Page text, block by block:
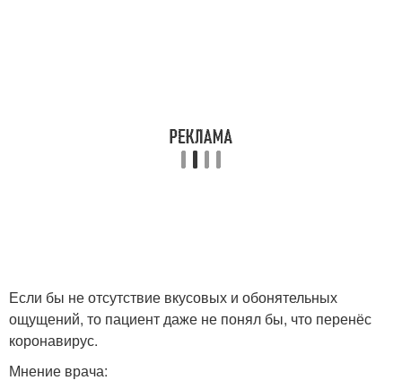
Если бы не отсутствие вкусовых и обонятельных
ощущений, то пациент даже не понял бы, что перенёс
коронавирус.
Мнение врача: